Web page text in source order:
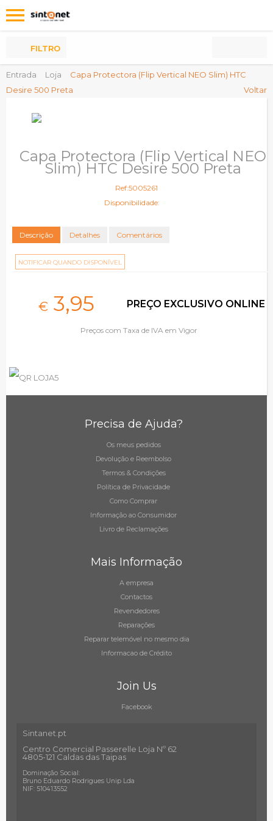
Entrada Loja
Capa Protectora (Flip Vertical NEO Slim) HTC
Desire 500 Preta
Voltar
FILTRO
Capa Protectora (Flip Vertical NEO
Slim) HTC Desire 500 Preta
Ref:5005261
Disponibilidade:
Descrição Detalhes Comentários
NOTIFICAR QUANDO DISPONÍVEL
€ 3,95 PREÇO EXCLUSIVO ONLINE
Preços com Taxa de IVA em Vigor
Precisa de Ajuda?
Os meus pedidos
Devolução e Reembolso
Termos & Condições
Política de Privacidade
Como Comprar
Informação ao Consumidor
Livro de Reclamações
Mais Informação
A empresa
Contactos
Revendedores
Reparações
Reparar telemóvel no mesmo dia
Informacao de Crédito
Join Us
Facebook
Sintanet.pt
Centro Comercial Passerelle Loja Nº 62
4805-121 Caldas das Taipas
Dominação Social:
Bruno Eduardo Rodrigues Unip Lda
NIF: 510413552